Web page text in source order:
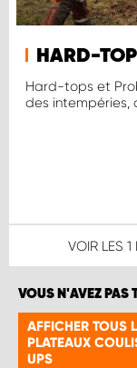
HARD-
Hard-tops et
des intempéries,
VOIR LES 1
VOUS N'AVEZ PAS
AFFICHER TOUS
PLATEAUX
UPS